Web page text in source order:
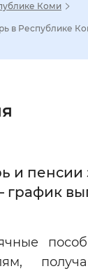
Коми
в Республике
и пенсии
график